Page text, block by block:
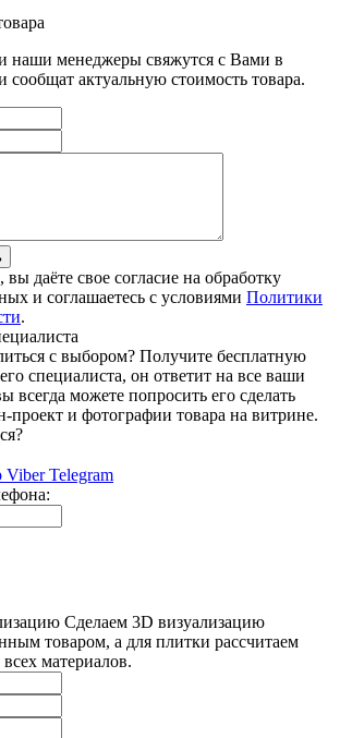
наши менеджеры свяжутся с Вами в
актуальную стоимость товара.
даёте свое согласие на обработку
и соглашаетесь с условиями Политики
.
с выбором? Получите бесплатную
специалиста, он ответит на все ваши
всегда можете попросить его сделать
проект и фотографии товара на витрине.
ViberTelegram
Сделаем 3D визуализацию
товаром, а для плитки рассчитаем
материалов.